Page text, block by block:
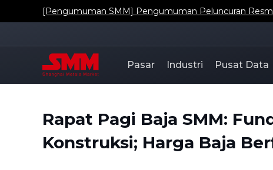
[Pengumuman SMM] Pengumuman Peluncuran
Pasar Industri Pusat Data
Rapat Pagi Baja SMM:
Konstruksi; Harga Baja